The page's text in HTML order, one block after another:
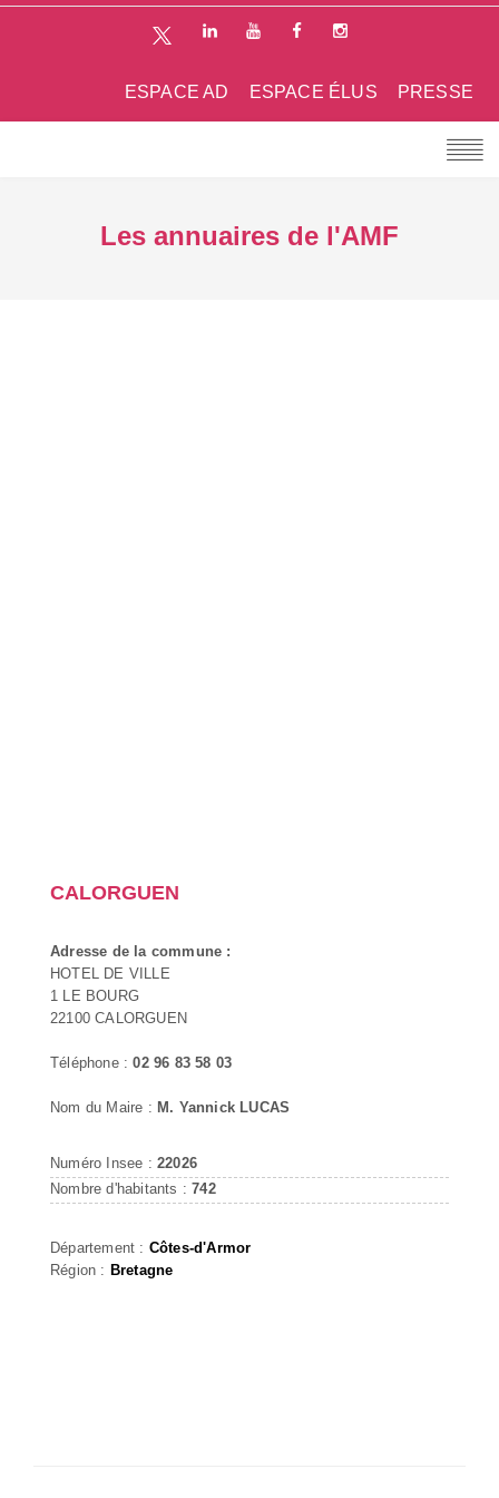
PRESSE
ESPACE ÉLUS
ESPACE AD
Les annuaires de l'AMF
CALORGUEN
Adresse de la commune :
HOTEL DE VILLE
1 LE BOURG
22100 CALORGUEN
Téléphone :02 96 83 58 03
Nom du Maire : M. Yannick LUCAS
Numéro Insee : 22026
Nombre d'habitants :742
Département : Côtes-d'Armor
Région : Bretagne